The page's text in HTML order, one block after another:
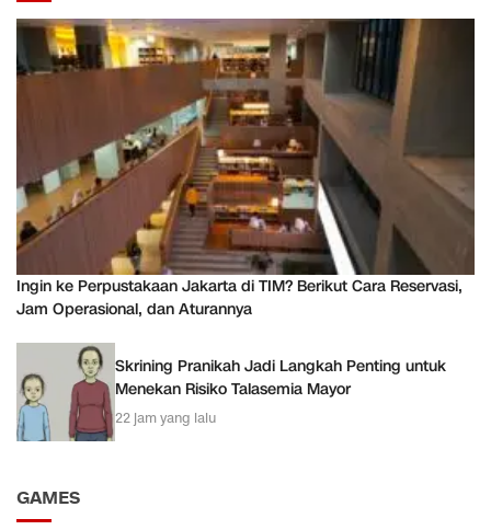
Ingin ke Perpustakaan Jakarta di TIM? Berikut Cara Reservasi,
Jam Operasional, dan Aturannya
Skrining Pranikah Jadi Langkah Penting untuk
Menekan Risiko Talasemia Mayor
22 jam yang lalu
GAMES